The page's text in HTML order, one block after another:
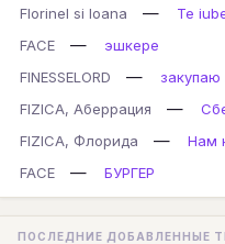
Florinel si Ioana
—
Te
FACE
—
эшкере
FINESSELORD
—
FIZICA, Аберрация
—
FIZICA, Флорида
—
Нам
FACE
— БУРГЕР
ПОСЛЕДНИЕ ДОБАВЛЕННЫЕ